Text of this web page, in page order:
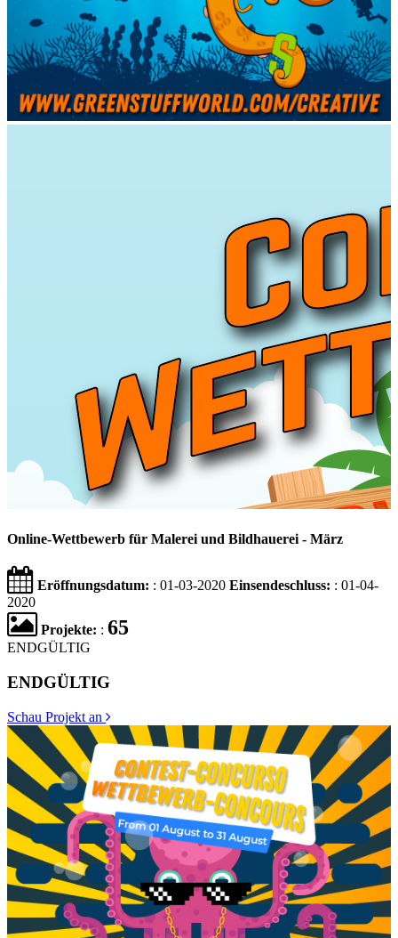
Online-Wettbewerb für Malerei und Bildhauerei - März
Eröffnungsdatum: : 01-03-2020 Einsendeschluss: : 01-04-
2020
Projekte: : 65
ENDGÜLTIG
ENDGÜLTIG
Schau Projekt an